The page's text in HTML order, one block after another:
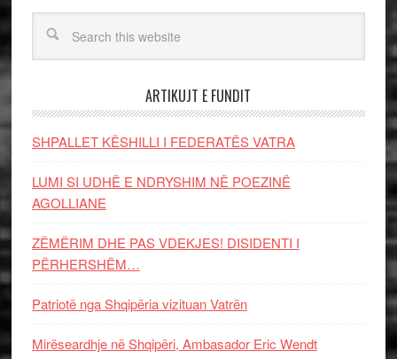
ARTIKUJT E FUNDIT
SHPALLET KËSHILLI I FEDERATËS VATRA
LUMI SI UDHË E NDRYSHIM NË POEZINË
AGOLLIANE
ZËMËRIM DHE PAS VDEKJES! DISIDENTI I
PËRHERSHËM…
Patriotë nga Shqipëria vizituan Vatrën
Mirëseardhje në Shqipëri, Ambasador Eric Wendt